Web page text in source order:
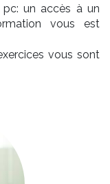
un accès à un
vous est
vous sont